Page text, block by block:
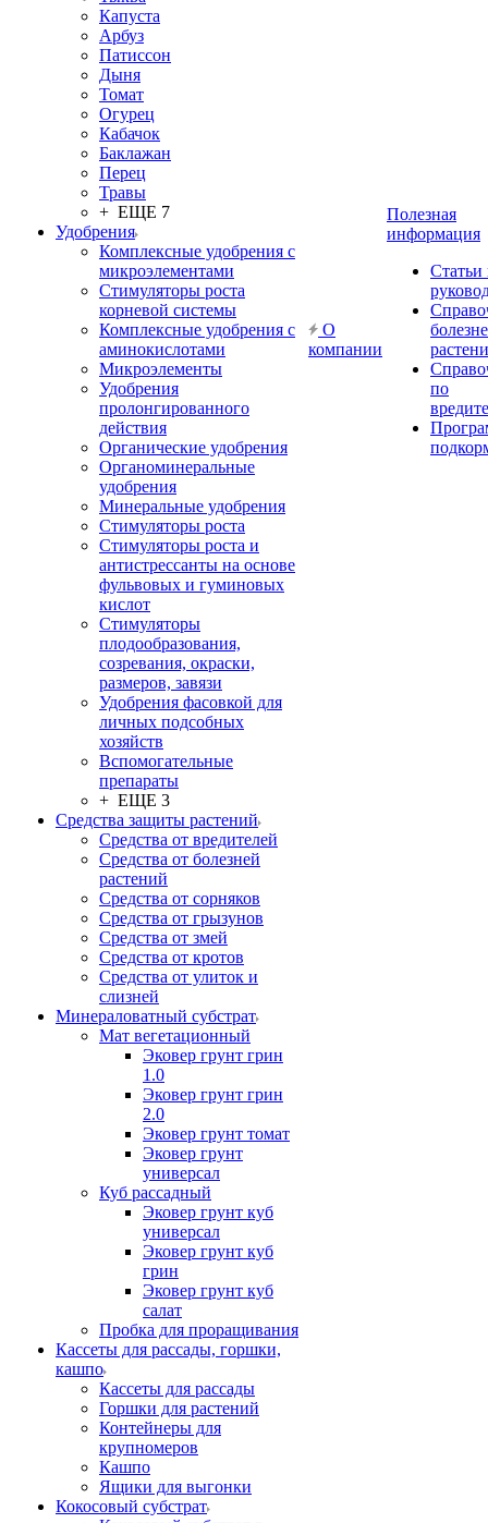
Капуста
Арбуз
Патиссон
Дыня
Томат
Огурец
Кабачок
Баклажан
Перец
Травы
+ ЕЩЕ 7
Удобрения
Комплексные удобрения с
микроэлементами
Стимуляторы роста
корневой системы
Комплексные удобрения с
аминокислотами
Микроэлементы
Удобрения
пролонгированного
действия
Органические удобрения
Органоминеральные
удобрения
Минеральные удобрения
Стимуляторы роста
Стимуляторы роста и
антистрессанты на основе
фульвовых и гуминовых
кислот
Стимуляторы
плодообразования,
созревания, окраски,
размеров, завязи
Удобрения фасовкой для
личных подсобных
хозяйств
Вспомогательные
препараты
+ ЕЩЕ 3
Средства защиты растений
Средства от вредителей
Средства от болезней
растений
Средства от сорняков
Средства от грызунов
Средства от змей
Средства от кротов
Средства от улиток и
слизней
Минераловатный субстрат
Мат вегетационный
Эковер грунт грин
1.0
Эковер грунт грин
2.0
Эковер грунт томат
Эковер грунт
универсал
Куб рассадный
Эковер грунт куб
универсал
Эковер грунт куб
грин
Эковер грунт куб
салат
Пробка для проращивания
Кассеты для рассады, горшки,
кашпо
Кассеты для рассады
Горшки для растений
Контейнеры для
крупномеров
Кашпо
Ящики для выгонки
Кокосовый субстрат
О
компании
Полезная
информация
Статьи
по